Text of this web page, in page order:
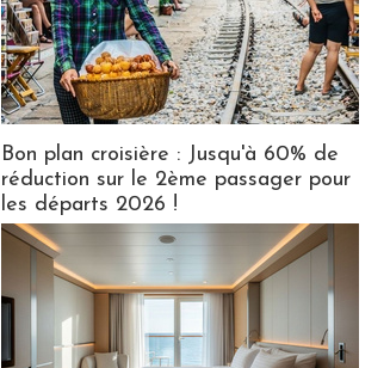
Bon plan croisière : Jusqu'à 60% de
réduction sur le 2ème passager pour
les départs 2026 !